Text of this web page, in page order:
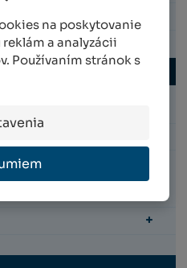
na poskytovanie
a analyzácii
Používaním stránok s